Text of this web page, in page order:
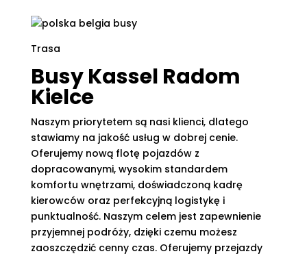
Trasa
Busy Kassel Radom
Kielce
Naszym priorytetem są nasi klienci, dlatego
stawiamy na jakość usług w dobrej cenie.
Oferujemy nową flotę pojazdów z
dopracowanymi, wysokim standardem
komfortu wnętrzami, doświadczoną kadrę
kierowców oraz perfekcyjną logistykę i
punktualność. Naszym celem jest zapewnienie
przyjemnej podróży, dzięki czemu możesz
zaoszczędzić cenny czas. Oferujemy przejazdy